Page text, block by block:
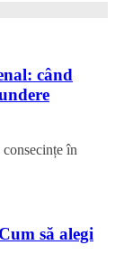
când
în
să alegi